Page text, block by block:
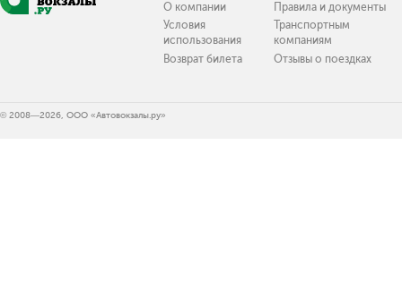
О компании
Условия
использования
Возврат билета
Правила и документы
Транспортным
компаниям
Отзывы о поездках
© 2008—2026, ООО «Автовокзалы.ру»